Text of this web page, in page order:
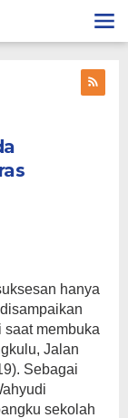
hanya
membuka
Jalan
Sebagai
sekolah